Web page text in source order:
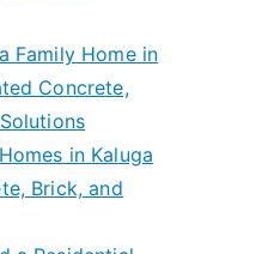
Family Home in
Concrete,
in Kaluga
Brick, and